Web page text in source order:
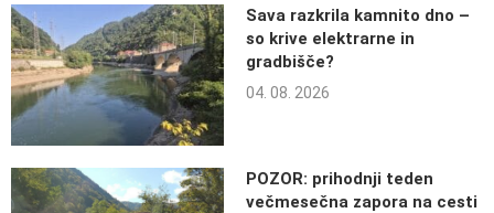
Sava razkrila kamnito dno –
so krive elektrarne in
gradbišče?
04. 08. 2026
POZOR: prihodnji teden
večmesečna zapora na cesti